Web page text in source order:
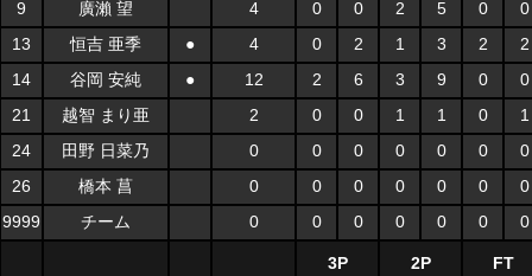
9
廣瀨 望 4 0 0 2 5 0
0
13
恒吉 亜季 ● 4 0 2 1 3 2
2
14
谷岡 安純 ● 12 2 6 3 9 0
0
21
越智 まり亜 2 0 0 1 1 0
1
24
田野 日菜乃 0 0 0 0 0 0
0
26
橋本 菖 0 0 0 0 0 0
0
9999
チーム 0 0 0 0 0 0 0
3P 2P FT